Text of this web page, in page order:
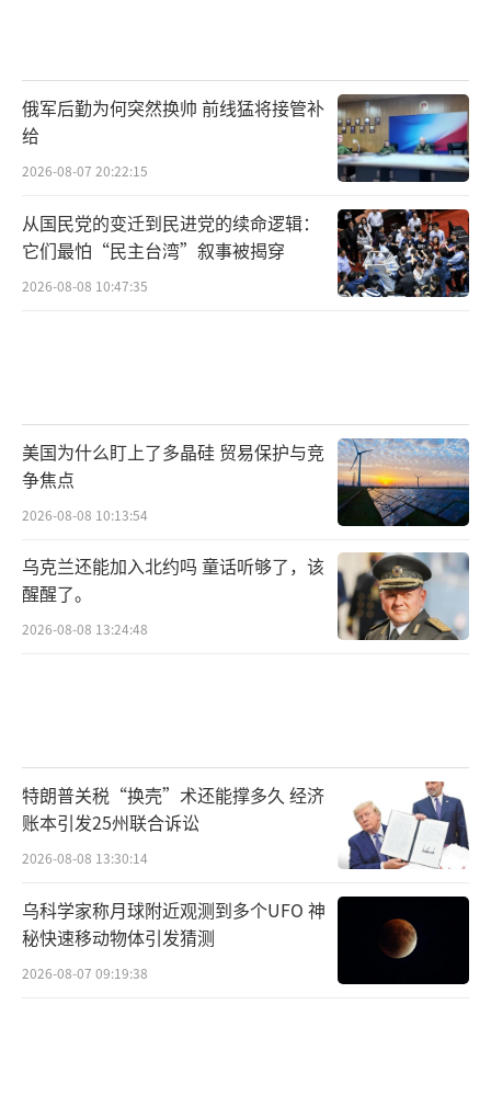
俄军后勤为何突然换帅 前线猛将接管补
给
2026-08-07 20:22:15
从国民党的变迁到民进党的续命逻辑：
它们最怕“民主台湾”叙事被揭穿
2026-08-08 10:47:35
美国为什么盯上了多晶硅 贸易保护与竞
争焦点
2026-08-08 10:13:54
乌克兰还能加入北约吗 童话听够了，该
醒醒了。
2026-08-08 13:24:48
特朗普关税“换壳”术还能撑多久 经济
账本引发25州联合诉讼
2026-08-08 13:30:14
乌科学家称月球附近观测到多个UFO 神
秘快速移动物体引发猜测
2026-08-07 09:19:38